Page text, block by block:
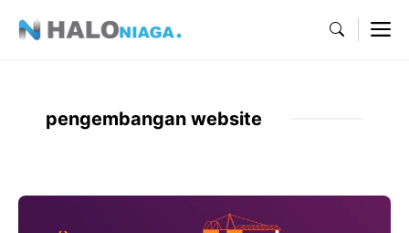
pengembangan website